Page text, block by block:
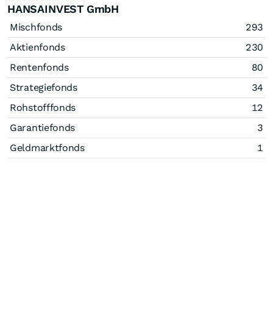
HANSAINVEST GmbH
Mischfonds
293
Aktienfonds
230
Rentenfonds
80
Strategiefonds
34
Rohstofffonds
12
Garantiefonds
3
Geldmarktfonds
1